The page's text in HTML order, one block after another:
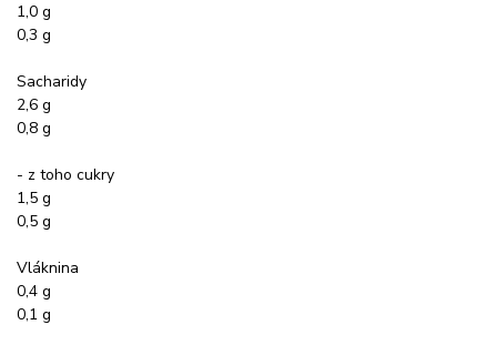
1,0 g
0,3 g
Sacharidy
2,6 g
0,8 g
- z toho cukry
1,5 g
0,5 g
Vláknina
0,4 g
0,1 g